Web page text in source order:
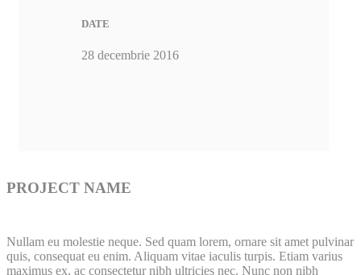
DATE
28 decembrie 2016
PROJECT NAME
Nullam eu molestie neque. Sed quam lorem, ornare sit amet pulvinar
quis, consequat eu enim. Aliquam vitae iaculis turpis. Etiam varius
maximus ex, ac consectetur nibh ultricies nec. Nunc non nibh